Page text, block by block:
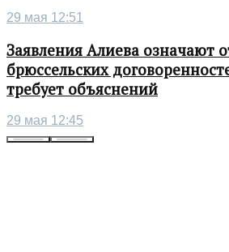
29 мая 12:51
Заявления Алиева означают
брюссельских
требует объяснений
29 мая 12:45